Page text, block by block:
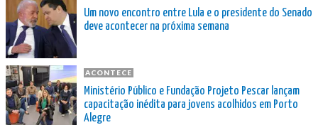
Um novo encontro entre Lula e o presidente do Senado
deve acontecer na próxima semana
ACONTECE
Ministério Público e Fundação Projeto Pescar lançam
capacitação inédita para jovens acolhidos em Porto
Alegre